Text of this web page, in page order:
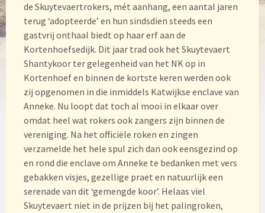
de Skuytevaertrokers, mét aanhang, een aantal jaren
terug ‘adopteerde’ en hun sindsdien steeds een
gastvrij onthaal biedt op haar erf aan de
Kortenhoefsedijk. Dit jaar trad ook het Skuytevaert
Shantykoor ter gelegenheid van het NK op in
Kortenhoef en binnen de kortste keren werden ook
zij opgenomen in die inmiddels Katwijkse enclave van
Anneke. Nu loopt dat toch al mooi in elkaar over
omdat heel wat rokers ook zangers zijn binnen de
vereniging. Na het officiële roken en zingen
verzamelde het hele spul zich dan ook eensgezind op
en rond die enclave om Anneke te bedanken met vers
gebakken visjes, gezellige praet en natuurlijk een
serenade van dit ‘gemengde koor’. Helaas viel
Skuytevaert niet in de prijzen bij het palingroken,